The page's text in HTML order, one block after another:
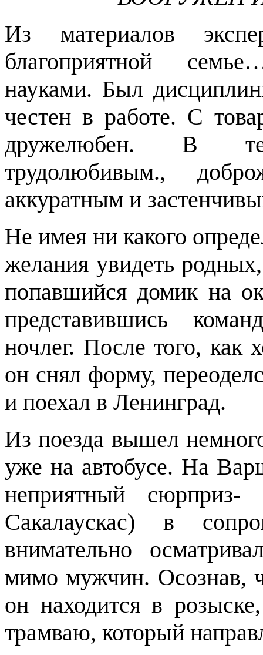
Из материалов
благоприятной
науками. Был
честен в работе. С
дружелюбен. В
трудолюбивым.,
аккуратным и
Не имея ни какого
желания увидеть
попавшийся домик на
представившись
ночлег. После того, как
он снял форму,
и поехал в Ленинград.
Из поезда вышел
уже на автобусе. На
неприятный
Сакалаускас) в
внимательно
мимо мужчин. Осознав,
он находится в
трамваю, который